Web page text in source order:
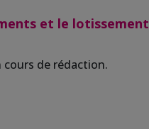
et le lotissement
cours de rédaction.